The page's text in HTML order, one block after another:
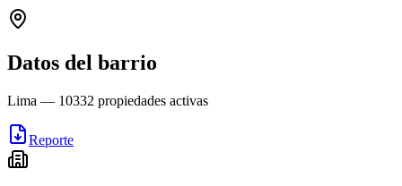
Datos del barrio
Lima — 10332 propiedades activas
Reporte